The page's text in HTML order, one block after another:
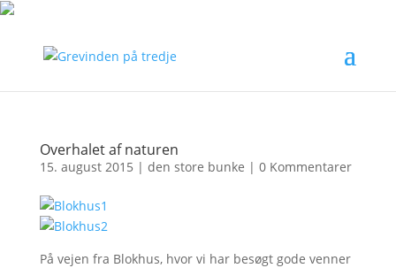
Overhalet af naturen
15. august 2015 | den store bunke | 0 Kommentarer
På vejen fra Blokhus, hvor vi har besøgt gode venner